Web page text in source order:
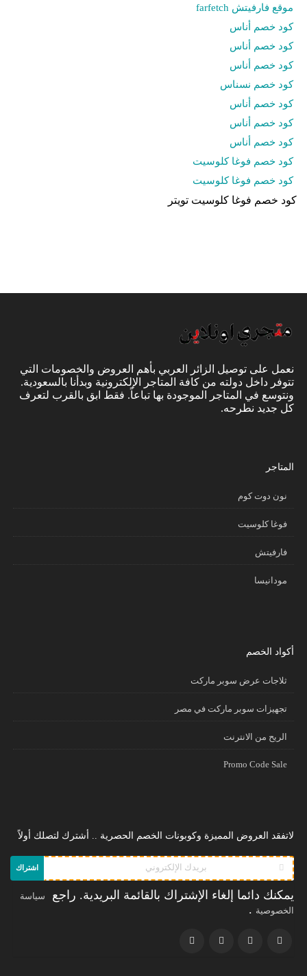
موقع فارفيتش farfetch
كود خصم أناس
كود خصم أناس
كود خصم أناس
كود خصم نسناس
كود خصم أناس
كود خصم أناس
كود خصم أناس
كود خصم فوغا كلوسيت
كود خصم فوغا كلوسيت
كود خصم فوغا كلوسيت تويتر
نعمل على توصيل الزائر العربي بأهم العروض والخصومات التي
تتوفر داخل دولته من كافة المتاجر الإلكترونية وبدأنا بالسعودية.
ونتوسع في المتاجر الموجودة بها تباعاً. فقط ابق بالقرب لتعرف
كل جديد نطرحه.
المتاجر
نون دوت كوم
فوغا كلوسيت
فارفيتش
مودانيسا
أكواد الخصم
ثلاجات عرض سوبر ماركت
تجهيزات سوبر ماركت في مصر
الريح من الانترنت
Promo Code Sale
لاتفقد العروض المميزة وكوبونات الخصم الحصرية .. أشترك لتصلك أولاً
اشتراك
يمكنك دائما إلغاء الإشتراك بالقائمة البريدية. راجع
سياسة
الخصوصية .